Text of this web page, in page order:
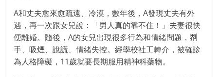
A和丈夫愈來愈疏遠、冷漠，數年後，A發現丈夫有外
遇，再一次跟女兒說：「男人真的靠不住！」夫妻很快
便離婚。隨後，A的女兒出現很多行為和情緒問題，𠝹
手、吸煙、說謊、情緒失控。經學校社工轉介，被確診
為人格障礙，11歲就要長期服用精神科藥物。